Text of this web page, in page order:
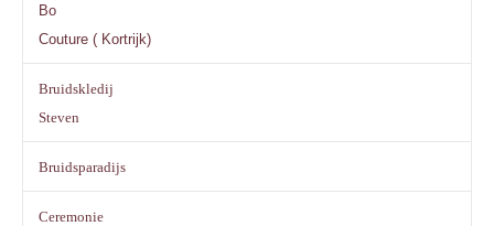
Bo
Couture ( Kortrijk)
Bruidskledij
Steven
Bruidsparadijs
Ceremonie